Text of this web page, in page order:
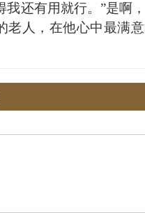
我还有用就行。”是啊
老人，在他心中最满